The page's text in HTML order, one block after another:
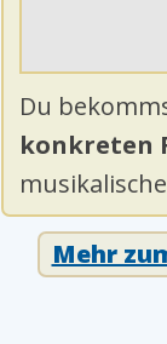
Du
konkreten
Mehr